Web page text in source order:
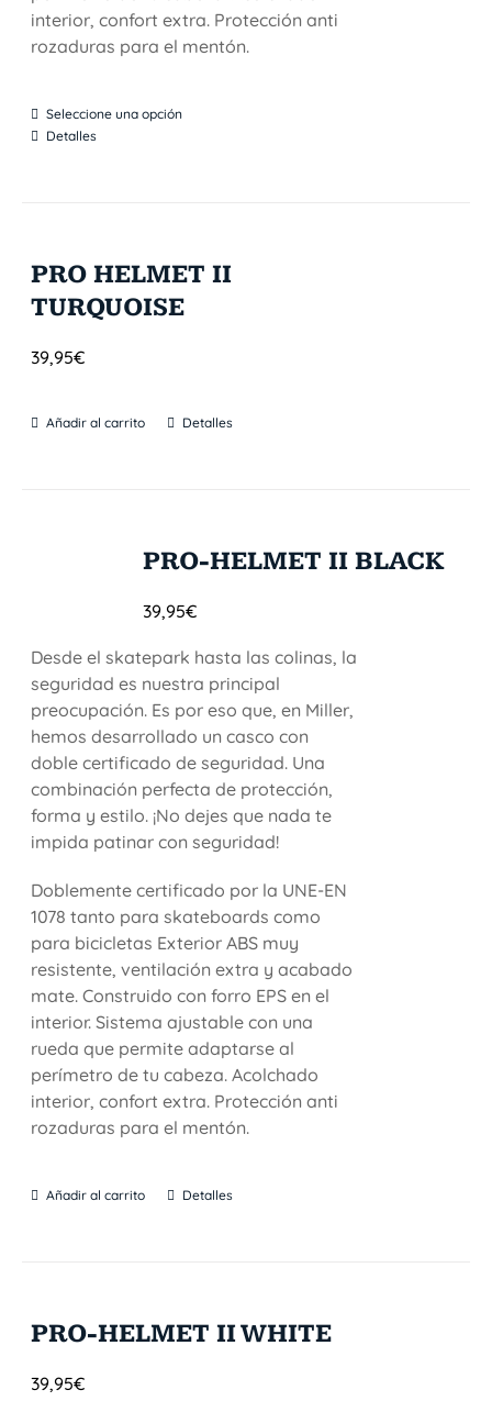
interior, confort extra. Protección anti
rozaduras para el mentón.
Seleccione una opción
Detalles
PRO HELMET II
TURQUOISE
39,95€
Añadir al carrito Detalles
PRO-HELMET II BLACK
39,95€
Desde el skatepark hasta las colinas, la
seguridad es nuestra principal
preocupación. Es por eso que, en Miller,
hemos desarrollado un casco con
doble certificado de seguridad. Una
combinación perfecta de protección,
forma y estilo. ¡No dejes que nada te
impida patinar con seguridad!
Doblemente certificado por la UNE-EN
1078 tanto para skateboards como
para bicicletas Exterior ABS muy
resistente, ventilación extra y acabado
mate. Construido con forro EPS en el
interior. Sistema ajustable con una
rueda que permite adaptarse al
perímetro de tu cabeza. Acolchado
interior, confort extra. Protección anti
rozaduras para el mentón.
Añadir al carrito Detalles
PRO-HELMET II WHITE
39,95€